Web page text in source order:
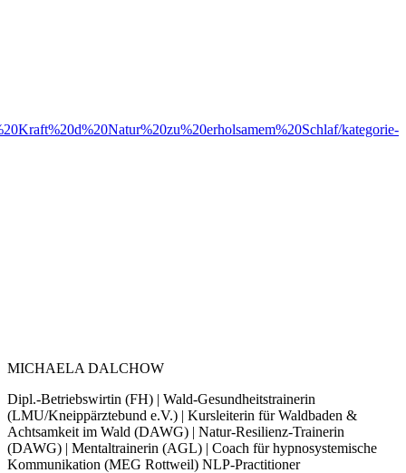
kategorie-
MICHAELA DALCHOW
Dipl.-Betriebswirtin (FH) | Wald-Gesundheitstrainerin
(LMU/Kneippärztebund e.V.) | Kursleiterin für Waldbaden &
Achtsamkeit im Wald (DAWG) | Natur-Resilienz-Trainerin
(DAWG) | Mentaltrainerin (AGL) | Coach für hypnosystemische
Kommunikation (MEG Rottweil) NLP-Practitioner